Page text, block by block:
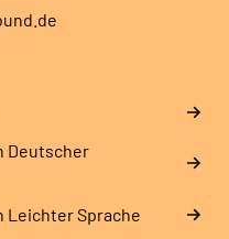
Deutscher
Leichter Sprache